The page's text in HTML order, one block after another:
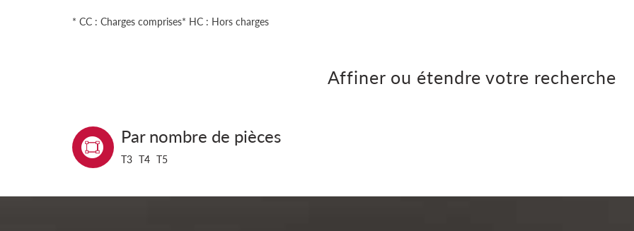
* CC : Charges comprises* HC : Hors charges
Affiner ou étendre votre recherche
Par nombre de pièces
T3 T4 T5